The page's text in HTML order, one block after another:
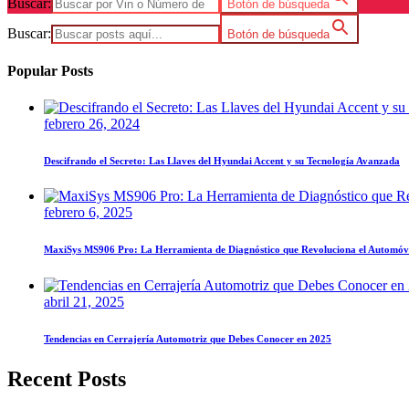
Buscar: Botón de búsqueda
Buscar: Botón de búsqueda
Popular Posts
febrero 26, 2024
Descifrando el Secreto: Las Llaves del Hyundai Accent y su Tecnología Avanzada
febrero 6, 2025
MaxiSys MS906 Pro: La Herramienta de Diagnóstico que Revoluciona el
abril 21, 2025
Tendencias en Cerrajería Automotriz que Debes Conocer en 2025
Recent Posts